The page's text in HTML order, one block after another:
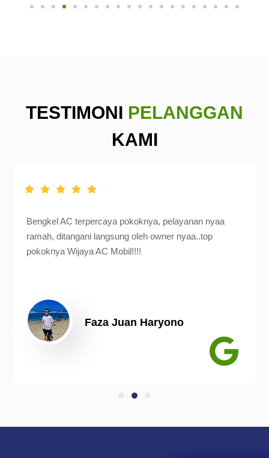
TESTIMONI PELANGGAN
KAMI
Bengkel AC terpercaya pokoknya, pelayanan nyaa
ramah, ditangani langsung oleh owner nyaa..top
pokoknya Wijaya AC Mobil!!!!
Faza Juan Haryono